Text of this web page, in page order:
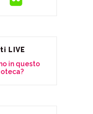
LIVE
in questo